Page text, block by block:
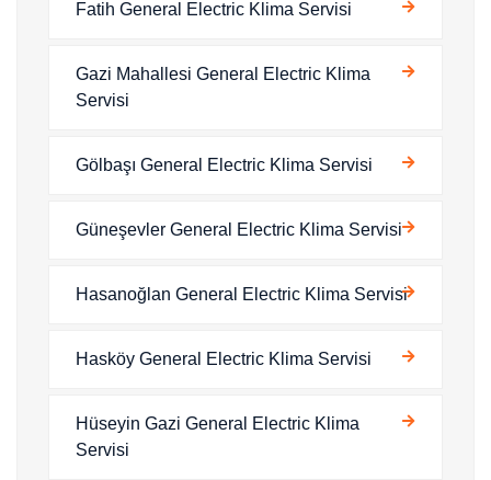
Fatih General Electric Klima Servisi
Gazi Mahallesi General Electric Klima
Servisi
Gölbaşı General Electric Klima Servisi
Güneşevler General Electric Klima Servisi
Hasanoğlan General Electric Klima Servisi
Hasköy General Electric Klima Servisi
Hüseyin Gazi General Electric Klima
Servisi